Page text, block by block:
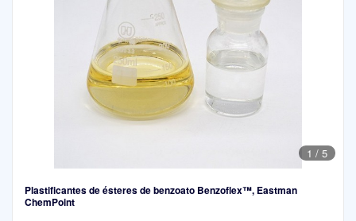
1 / 5
Plastificantes de ésteres de benzoato Benzoflex™, Eastman
ChemPoint